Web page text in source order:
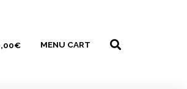
MENU CART